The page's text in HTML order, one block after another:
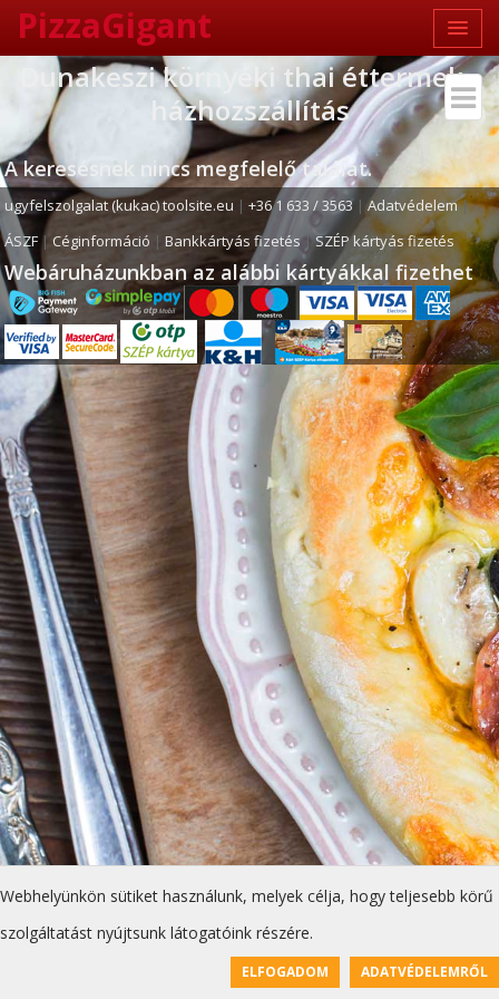
Webhelyünkön sütiket használunk, melyek célja, hogy teljesebb körű
szolgáltatást nyújtsunk látogatóink részére.
ELFOGADOM ADATVÉDELEMRŐL
PizzaGigant
Dunakeszi környéki thai éttermek -
házhozszállítás
A keresésnek nincs megfelelő találat.
ugyfelszolgalat (kukac) toolsite.eu |+36 1 633 / 3563|Adatvédelem|
ÁSZF |Céginformáció |Bankkártyás fizetés|SZÉP kártyás fizetés
Webáruházunkban az alábbi kártyákkal fizethet